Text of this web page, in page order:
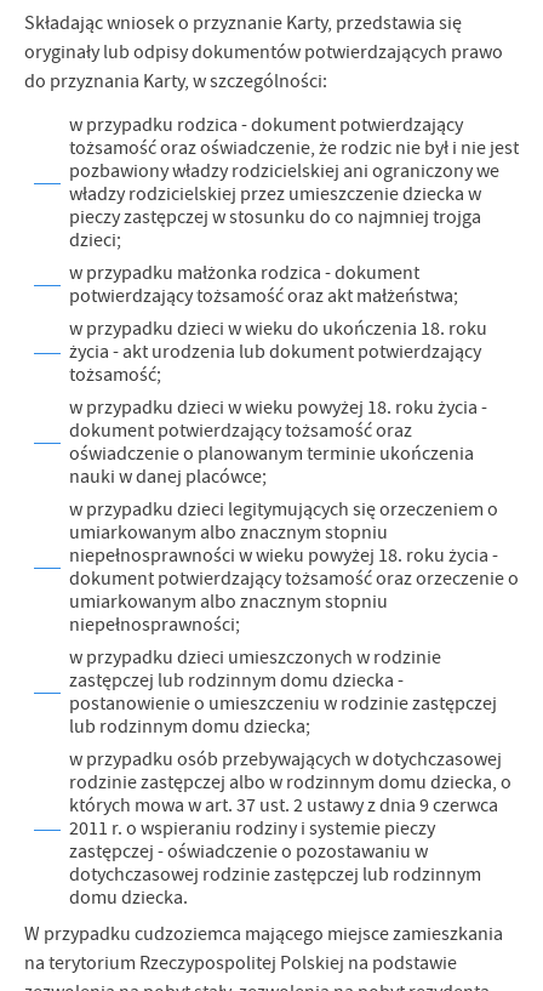
Składając wniosek o przyznanie Karty, przedstawia się
oryginały lub odpisy dokumentów potwierdzających prawo
do przyznania Karty, w szczególności:
w przypadku rodzica - dokument potwierdzający
tożsamość oraz oświadczenie, że rodzic nie był i nie jest
pozbawiony władzy rodzicielskiej ani ograniczony we
władzy rodzicielskiej przez umieszczenie dziecka w
pieczy zastępczej w stosunku do co najmniej trojga
dzieci;
w przypadku małżonka rodzica - dokument
potwierdzający tożsamość oraz akt małżeństwa;
w przypadku dzieci w wieku do ukończenia 18. roku
życia - akt urodzenia lub dokument potwierdzający
tożsamość;
w przypadku dzieci w wieku powyżej 18. roku życia -
dokument potwierdzający tożsamość oraz
oświadczenie o planowanym terminie ukończenia
nauki w danej placówce;
w przypadku dzieci legitymujących się orzeczeniem o
umiarkowanym albo znacznym stopniu
niepełnosprawności w wieku powyżej 18. roku życia -
dokument potwierdzający tożsamość oraz orzeczenie o
umiarkowanym albo znacznym stopniu
niepełnosprawności;
w przypadku dzieci umieszczonych w rodzinie
zastępczej lub rodzinnym domu dziecka -
postanowienie o umieszczeniu w rodzinie zastępczej
lub rodzinnym domu dziecka;
w przypadku osób przebywających w dotychczasowej
rodzinie zastępczej albo w rodzinnym domu dziecka, o
których mowa w art. 37 ust. 2 ustawy z dnia 9 czerwca
2011 r. o wspieraniu rodziny i systemie pieczy
zastępczej - oświadczenie o pozostawaniu w
dotychczasowej rodzinie zastępczej lub rodzinnym
domu dziecka.
W przypadku cudzoziemca mającego miejsce zamieszkania
na terytorium Rzeczypospolitej Polskiej na podstawie